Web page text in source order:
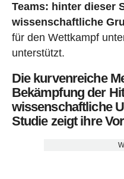
Teams: hinter dieser
wissenschaftliche
für den Wettkampf
unterstützt.
Die kurvenreiche
Bekämpfung der
wissenschaftliche
Studie zeigt ihre